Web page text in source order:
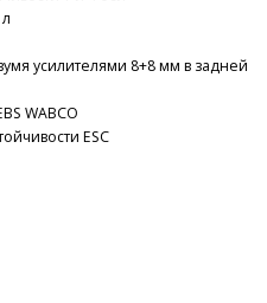
усилителями 8+8 мм в задней
WABCO
ESC